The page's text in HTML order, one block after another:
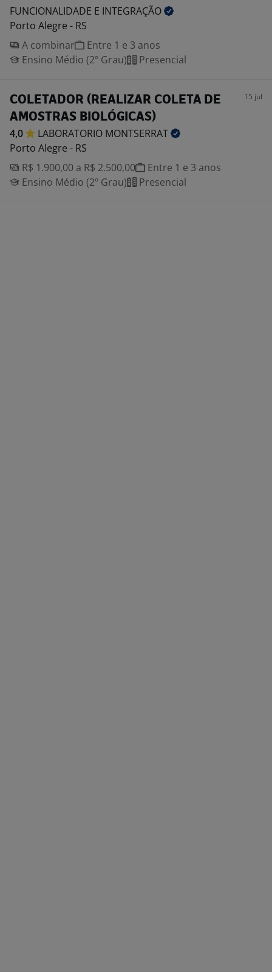
FUNCIONALIDADE E INTEGRAÇÃO
Porto Alegre - RS
A combinar
Entre 1 e 3 anos
Ensino Médio (2º Grau)
Presencial
COLETADOR (REALIZAR COLETA DE
AMOSTRAS BIOLÓGICAS)
15 jul
4,0 LABORATORIO MONTSERRAT
Porto Alegre - RS
R$ 1.900,00 a R$ 2.500,00
Entre 1 e 3 anos
Ensino Médio (2º Grau)
Presencial